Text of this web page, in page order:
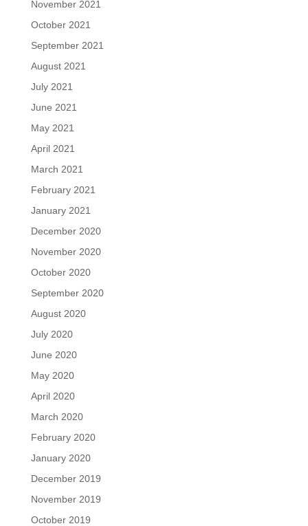
November 2021
October 2021
September 2021
August 2021
July 2021
June 2021
May 2021
April 2021
March 2021
February 2021
January 2021
December 2020
November 2020
October 2020
September 2020
August 2020
July 2020
June 2020
May 2020
April 2020
March 2020
February 2020
January 2020
December 2019
November 2019
October 2019